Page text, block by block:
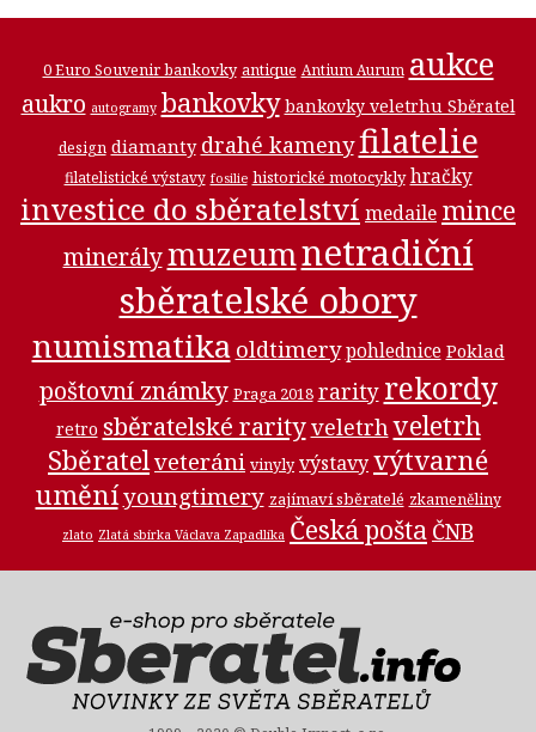
0 Euro Souvenir bankovky antique Antium Aurum aukce
aukro autogramy bankovky bankovky veletrhu Sběratel
design diamanty drahé kamenyfilatelie
filatelistické výstavy fosilie historické motocykly hračky
investice do sběratelství medaile mince
minerálymuzeumnetradiční
sběratelské obory
numismatika oldtimery pohlednice Poklad
poštovní známky Praga 2018 rarity rekordy
retro sběratelské rarityveletrhveletrh
Sběratelveteráni vinyly výstavyvýtvarné
uměníyoungtimery zajímaví sběratelé zkameněliny
zlato Zlatá sbírka Václava Zapadlíka Česká pošta ČNB